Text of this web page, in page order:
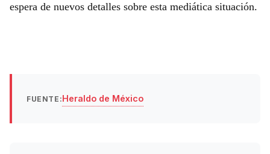
espera de nuevos detalles sobre esta mediática situación.
FUENTE:Heraldo de México